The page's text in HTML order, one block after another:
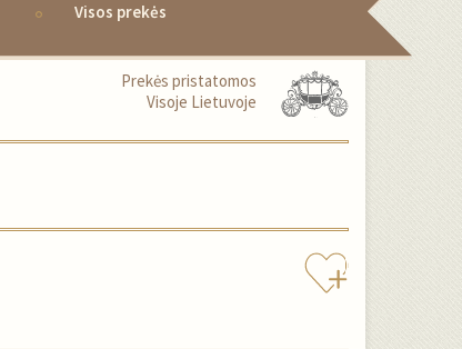
Visos prekės
Prekės pristatomos
Visoje Lietuvoje